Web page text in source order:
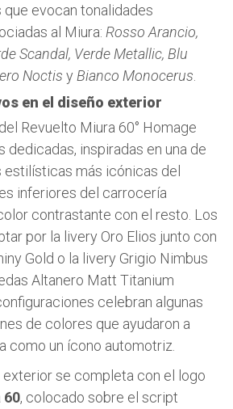
evocan tonalidades
al Miura: Rosso Arancio,
Scandal, Verde Metallic, Blu
Noctis y Bianco Monocerus
en el diseño exterior
Revuelto Miura 60° Homage
dedicadas, inspiradas en una de
más icónicas del
inferiores del carrocería
contrastante con el resto. Los
por la livery Oro Elios junto con
Gold o la livery Grigio Nimbus
Altanero Matt Titanium
celebran algunas
de colores que ayudaron a
como un ícono automotriz.
exterior se completa con el logo
60, colocado sobre el script